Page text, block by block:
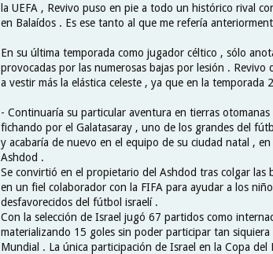
la UEFA , Revivo puso en pie a todo un histórico rival
en Balaídos . Es ese tanto al que me refería
En su última temporada como jugador céltico , sólo
provocadas por las numerosas bajas por lesión .
a vestir más la elástica celeste , ya que en la
- Continuaría su particular aventura en tierras otomanas
fichando por el Galatasaray , uno de los grandes del
y acabaría de nuevo en el equipo de su ciudad natal , en
Ashdod .
Se convirtió en el propietario del Ashdod tras colgar las
en un fiel colaborador con la FIFA para ayudar a los
desfavorecidos del fútbol israelí .
Con la selección de Israel jugó 67 partidos como
materializando 15 goles sin poder participar tan siquiera
Mundial . La única participación de Israel en la Copa del